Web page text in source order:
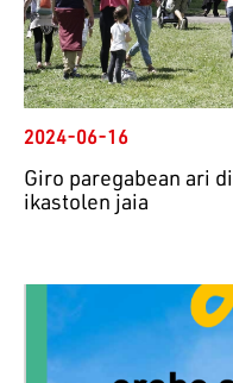
2024-06-16
Giro paregabean ari
ikastolen jaia